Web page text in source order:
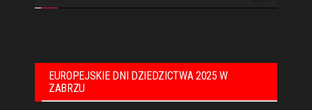
EUROPEJSKIE DNI DZIEDZICTWA 2025 W
ZABRZU